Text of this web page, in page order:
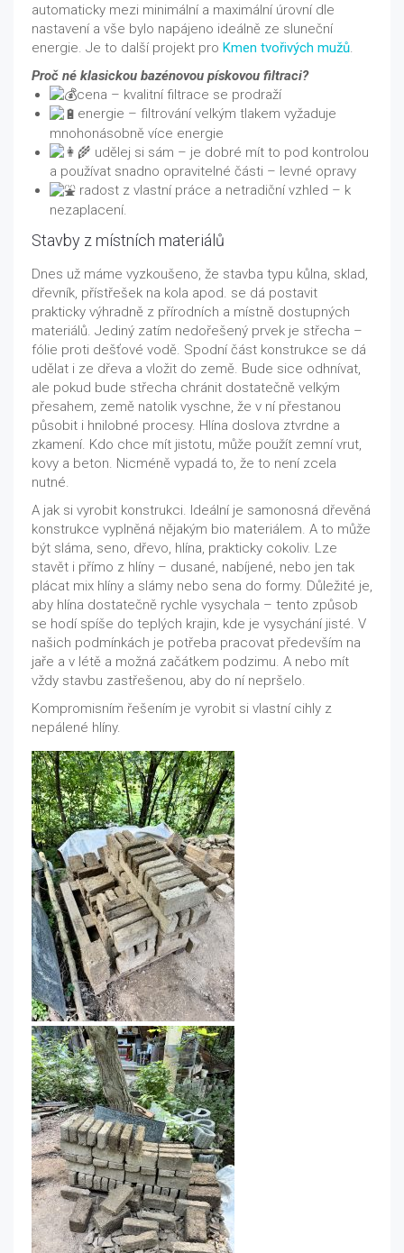
automaticky mezi minimální a maximální úrovní dle
nastavení a vše bylo napájeno ideálně ze sluneční
energie. Je to další projekt pro Kmen tvořivých mužů.
Proč né klasickou bazénovou pískovou filtraci?
cena – kvalitní filtrace se prodraží
energie – filtrování velkým tlakem vyžaduje
mnohonásobně více energie
udělej si sám – je dobré mít to pod kontrolou
a používat snadno opravitelné části – levné opravy
radost z vlastní práce a netradiční vzhled – k
nezaplacení.
Stavby z místních materiálů
Dnes už máme vyzkoušeno, že stavba typu kůlna, sklad,
dřevník, přístřešek na kola apod. se dá postavit
prakticky výhradně z přírodních a místně dostupných
materiálů. Jediný zatím nedořešený prvek je střecha –
fólie proti dešťové vodě. Spodní část konstrukce se dá
udělat i ze dřeva a vložit do země. Bude sice odhnívat,
ale pokud bude střecha chránit dostatečně velkým
přesahem, země natolik vyschne, že v ní přestanou
působit i hnilobné procesy. Hlína doslova ztvrdne a
zkamení. Kdo chce mít jistotu, může použít zemní vrut,
kovy a beton. Nicméně vypadá to, že to není zcela
nutné.
A jak si vyrobit konstrukci. Ideální je samonosná dřevěná
konstrukce vyplněná nějakým bio materiálem. A to může
být sláma, seno, dřevo, hlína, prakticky cokoliv. Lze
stavět i přímo z hlíny – dusané, nabíjené, nebo jen tak
plácat mix hlíny a slámy nebo sena do formy. Důležité je,
aby hlína dostatečně rychle vysychala – tento způsob
se hodí spíše do teplých krajin, kde je vysychání jisté. V
našich podmínkách je potřeba pracovat především na
jaře a v létě a možná začátkem podzimu. A nebo mít
vždy stavbu zastřešenou, aby do ní nepršelo.
Kompromisním řešením je vyrobit si vlastní cihly z
nepálené hlíny.